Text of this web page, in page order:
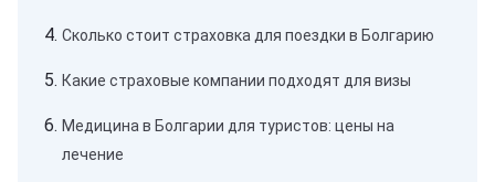
Сколько стоит страховка для поездки в Болгарию
Какие страховые компании подходят для визы
Медицина в Болгарии для туристов: цены на
лечение